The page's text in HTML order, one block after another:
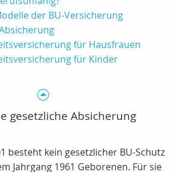
der BU-Versicherung
für Hausfrauen
für Kinder
gesetzliche Absicherung
besteht kein gesetzlicher BU-Schutz
Jahrgang 1961 Geborenen. Für sie